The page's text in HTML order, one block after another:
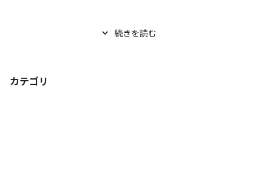
続きを読む
カテゴリ